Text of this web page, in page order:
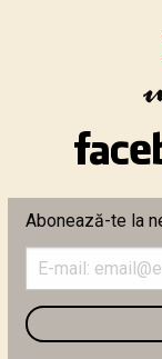
Abonează-te la
adresa
email
în